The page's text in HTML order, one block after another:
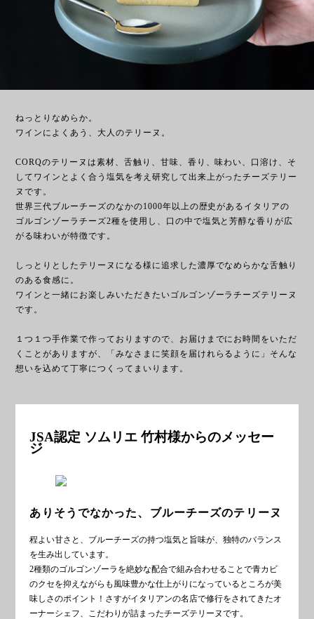
ねっとりなめらか。
ワインによくあう、大人のテリーヌ。
CORQのテリーヌは素材、舌触り、甘味、香り、味わい、口溶け、そ
してワインとよく合う塩気を考え研究して出来上がったチーズテリー
ヌです。
世界三代ブルーチーズのなかの1000年以上の歴史があるイタリアの
ゴルゴンゾーラチーズ2種を使用し、口の中で塩気と芳醇な香りが広
がる味わいが特徴です。
しっとりとしたテリーヌになる様に追求した濃厚でなめらかな舌触り
のある食感に。
ワインと一緒にお楽しみいただきたいゴルゴンゾーラチーズテリーヌ
です。
１つ１つ手作業で作っておりますので、お届けまでにお時間をいただ
くことがありますが、「みなさまに笑顔を届けれらるように」そんな
想いを込めて丁寧につくってまいります。
JSA認定 ソムリエ 竹村様からのメッセー
ジ
ありそうでなかった、ブルーチーズのテリーヌ
程よい甘さと、ブルーチーズの持つ塩気と旨味が、独特のバランス
を生み出しています。
2種類のゴルゴンゾーラを絶妙な配合で組み合わせることで青カビ
のクセを抑えながらも風味豊かな仕上がりになっているところが美
味しさのポイント！さすがイタリアンの名店で修行をされてきたオ
ーナーシェフ、こだわりが詰まったチーズテリーヌです。